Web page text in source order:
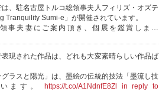
、駐名古屋トルコ総領事夫人フィリズ・オズテ
Tranquility Sumi-e」が開催されています。
事夫妻にご案内頂き、個展を鑑賞しま…
現された作品は、どれも大変素晴らしい作品ば
ラスと陽光」は、墨絵の伝統的技法「墨流し技
ます。
https://t.co/A1NdnfE8Zl
in reply to